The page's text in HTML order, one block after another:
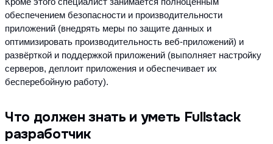
обеспечением безопасности и производительности
приложений (внедрять меры по защите данных и
оптимизировать производительность веб-приложений) и
развёрткой и поддержкой приложений (выполняет настройку
серверов, деплоит приложения и обеспечивает их
бесперебойную работу).
Что должен знать и уметь Fullstack
разработчик